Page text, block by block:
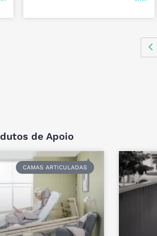
de Apoio
CAMAS ARTICULADAS